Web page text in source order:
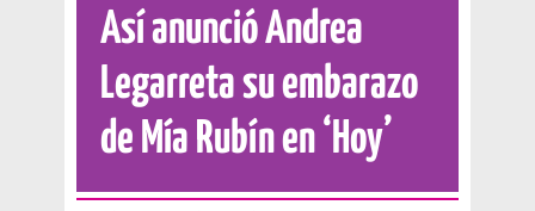
Así anunció Andrea
Legarreta su embarazo
de Mía Rubín en ‘Hoy’